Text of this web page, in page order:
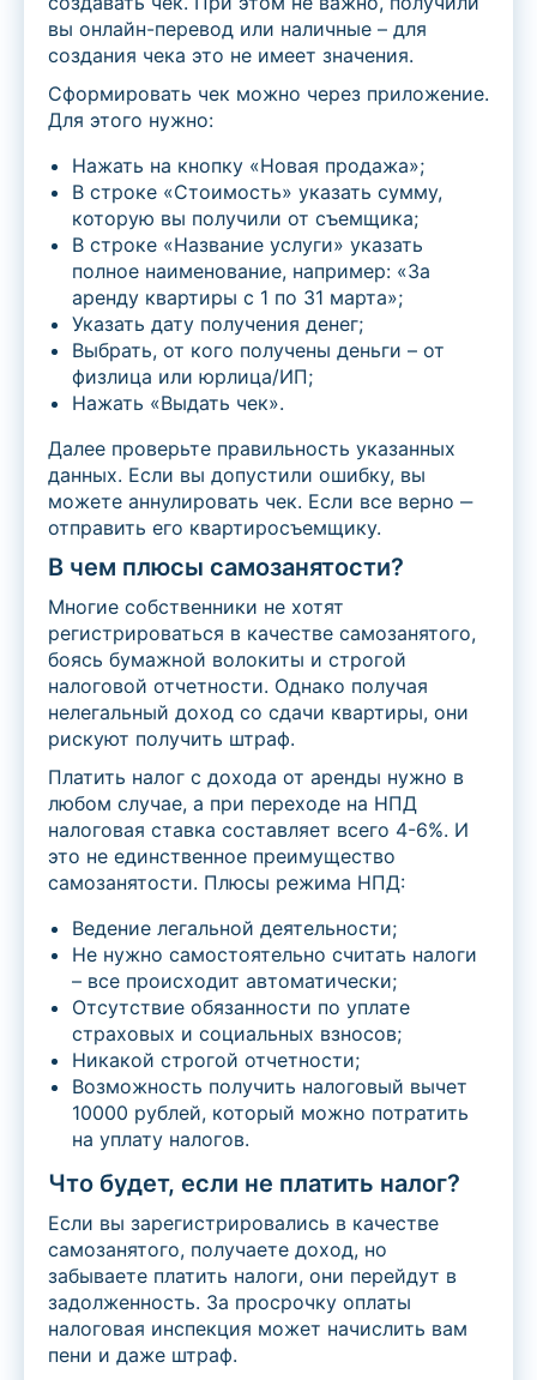
вы онлайн-перевод или наличные – для
создания чека это не имеет значения.
Сформировать чек можно через приложение.
Для этого нужно:
Нажать на кнопку «Новая продажа»;
В строке «Стоимость» указать сумму,
которую вы получили от съемщика;
В строке «Название услуги» указать
полное наименование, например: «За
аренду квартиры с 1 по 31 марта»;
Указать дату получения денег;
Выбрать, от кого получены деньги – от
физлица или юрлица/ИП;
Нажать «Выдать чек».
Далее проверьте правильность указанных
данных. Если вы допустили ошибку, вы
можете аннулировать чек. Если все верно ‒
отправить его квартиросъемщику.
В чем плюсы самозанятости?
Многие собственники не хотят
регистрироваться в качестве самозанятого,
боясь бумажной волокиты и строгой
налоговой отчетности. Однако получая
нелегальный доход со сдачи квартиры, они
рискуют получить штраф.
Платить налог с дохода от аренды нужно в
любом случае, а при переходе на НПД
налоговая ставка составляет всего 4-6%. И
это не единственное преимущество
самозанятости. Плюсы режима НПД:
Ведение легальной деятельности;
Не нужно самостоятельно считать налоги
– все происходит автоматически;
Отсутствие обязанности по уплате
страховых и социальных взносов;
Никакой строгой отчетности;
Возможность получить налоговый вычет
10000 рублей, который можно потратить
на уплату налогов.
Что будет, если не платить налог?
Если вы зарегистрировались в качестве
самозанятого, получаете доход, но
забываете платить налоги, они перейдут в
задолженность. За просрочку оплаты
налоговая инспекция может начислить вам
пени и даже штраф.